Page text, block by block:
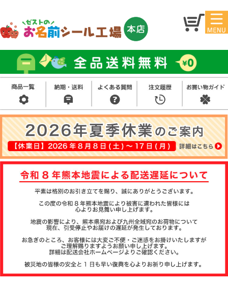
マイ
ジ
お名
前シ
ール
アイ
ロン
シー
ル
お買
い得
セッ
ト
スタ
ンプ
その
他
注文履歴